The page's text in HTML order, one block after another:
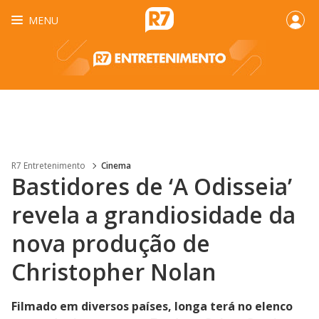
MENU
R7 Entretenimento Cinema
Bastidores de ‘A Odisseia’
revela a grandiosidade da
nova produção de
Christopher Nolan
Filmado em diversos países, longa terá no elenco